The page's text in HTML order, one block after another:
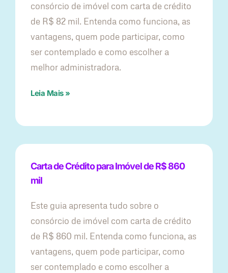
consórcio de imóvel com carta de crédito
de R$ 82 mil. Entenda como funciona, as
vantagens, quem pode participar, como
ser contemplado e como escolher a
melhor administradora.
Leia Mais »
Carta de Crédito para Imóvel de R$ 860
mil
Este guia apresenta tudo sobre o
consórcio de imóvel com carta de crédito
de R$ 860 mil. Entenda como funciona, as
vantagens, quem pode participar, como
ser contemplado e como escolher a